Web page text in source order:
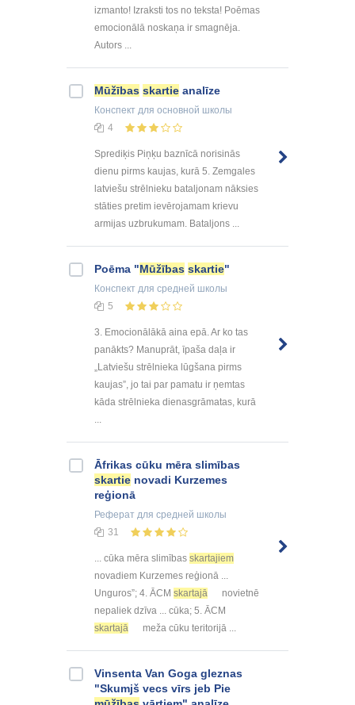
izmanto! Izraksti tos no teksta! Poēmas
emocionālā noskaņa ir smagnēja.
Autors ...
Mūžības skartie analīze
Конспект для основной школы
4
Sprediķis Piņķu baznīcā norisinās
dienu pirms kaujas, kurā 5. Zemgales
latviešu strēlnieku bataljonam nāksies
stāties pretim ievērojamam krievu
armijas uzbrukumam. Bataljons ...
Poēma "Mūžības skartie"
Конспект для средней школы
5
3. Emocionālākā aina epā. Ar ko tas
panākts? Manuprāt, īpaša daļa ir
„Latviešu strēlnieka lūgšana pirms
kaujas”, jo tai par pamatu ir ņemtas
kāda strēlnieka dienasgrāmatas, kurā
...
Āfrikas cūku mēra slimības
skartie novadi Kurzemes
reģionā
Реферат для средней школы
31
... cūka mēra slimības skartajiem
novadiem Kurzemes reģionā ...
Unguros”; 4. ĀCM skartajā
novietnē
nepaliek dzīva ... cūka; 5. ĀCM
skartajā
meža cūku teritorijā ...
Vinsenta Van Goga gleznas
"Skumjš vecs vīrs jeb Pie